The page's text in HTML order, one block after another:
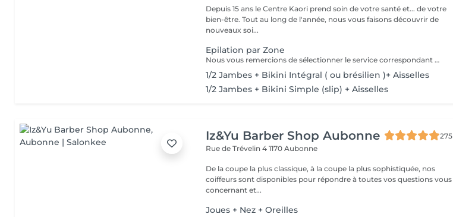
Depuis 15 ans le Centre Kaori prend soin de votre santé et... de votre
bien-être. Tout au long de l'année, nous vous faisons découvrir de
nouveaux soi...
Epilation par Zone
Nous vous remercions de sélectionner le service correspondant à votre demande. Si le service réservé ne correspond pas à la prestation souhaitée, nous nous réservons le droit de réaliser uniquement le service initialement réservé, afin de respecter le planning et le temps alloué à chaque rendez-vous * Bikini américain: ligne étroite en haut du pubis ( plus rien sur les lèvres ainsi que l'inter fessier )
1/2 Jambes + Bikini Intégral ( ou brésilien )+ Aisselles
1/2 Jambes + Bikini Simple (slip) + Aisselles
Iz&Yu Barber Shop Aubonne
275
Rue de Trévelin 41170 Aubonne
De la coupe la plus classique, à la coupe la plus sophistiquée, nos
coiffeurs sont disponibles pour répondre à toutes vos questions vous
concernant et...
Joues + Nez + Oreilles